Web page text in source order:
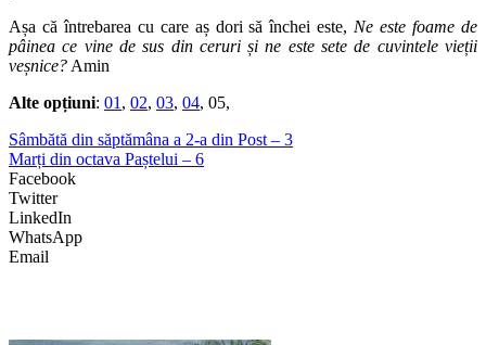
Așa că întrebarea cu care aș dori să închei este, Ne este foame de
pâinea ce vine de sus din ceruri și ne este sete de cuvintele vieții
veșnice? Amin
Alte opțiuni: 01 , 02, 03, 04, 05,
Sâmbătă din săptămâna a 2-a din Post – 3
Marți din octava Paștelui – 6
Facebook
Twitter
LinkedIn
WhatsApp
Email